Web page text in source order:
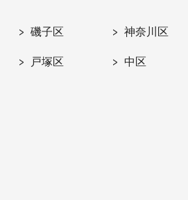
磯子区 神奈川区
戸塚区 中区